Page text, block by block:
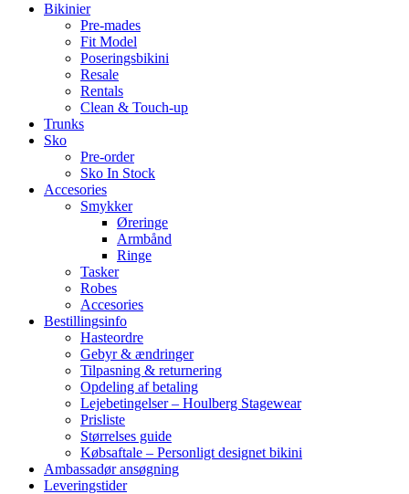
Bikinier
Pre-mades
Fit Model
Poseringsbikini
Resale
Rentals
Clean & Touch-up
Trunks
Sko
Pre-order
Sko In Stock
Accesories
Smykker
Øreringe
Armbånd
Ringe
Tasker
Robes
Accesories
Bestillingsinfo
Hasteordre
Gebyr & ændringer
Tilpasning & returnering
Opdeling af betaling
Lejebetingelser – Houlberg Stagewear
Prisliste
Størrelses guide
Købsaftale – Personligt designet bikini
Ambassadør ansøgning
Leveringstider